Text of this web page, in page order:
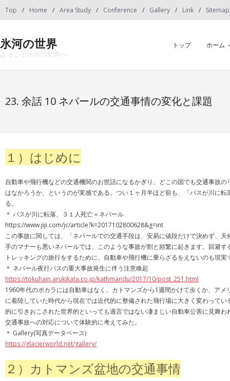
Top Home Area Study Conference Gallery Link Sitemap
氷河の世界
ようこそ氷河の世界へ
トップ ホーム
23. 余話 10 ネパールの交通事情の変化と課題
１）はじめに
自動車や飛行機などの交通機関のお世話になるかぎり、どこの国でも交通事故の
はなかろうか、というのが実感である。つい１ヶ月半ほど前も、「バスが川に
る。
＊ バスが川に転落、３１人死亡＝ネパール
https://www.jiji.com/jc/article?k=2017102800628&g=int
この事故に関しては、「ネパールでの交通手段は、安易に値段だけで決めず、
手のマナーも悪いネパールでは、このような事故が割と頻繁に起きます。回避
トレッキングの旅行をするために、自動車や飛行機に乗らざるをえないのも現実
＊ ネパール夜行バスの重大事故発生に伴う注意喚起
https://tokuhain.arukikata.co.jp/kathmandu/2017/10/post_251.html
1960年代のポカラには自動車はなく、カトマンズから1週間かけて歩くか、ア
に着陸していた時代から現在では近代的に整備された飛行場に大きく変わって
的に引きおこされた世界的といっても過言ではない凄まじい自動車公害に見舞
交通事故への対応について体験的に考えてみた。
＊ Gallery(写真データベース)
https://glacierworld.net/gallery/
２）カトマンズ盆地の交通事情